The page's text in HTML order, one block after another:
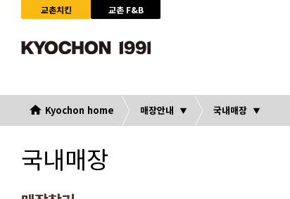
교촌치킨
교촌 F&B
Kyochon home 매장안내 국내매장
국내매장